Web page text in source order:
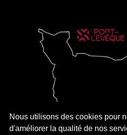
Nous utilisons des cookies pour
d'améliorer la qualité de nos
PLAN DU SITE MENTIONS